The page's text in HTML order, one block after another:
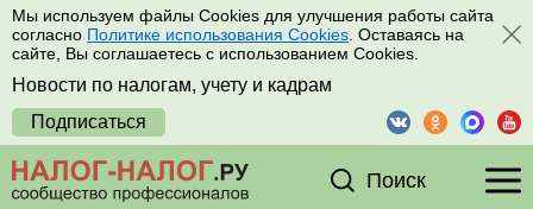
Мы используем файлы Cookies для улучшения работы сайта
согласно Политике использования Cookies . Оставаясь на
сайте, Вы соглашаетесь с использованием Cookies.
Новости по налогам, учету и кадрам
Подписаться
Поиск